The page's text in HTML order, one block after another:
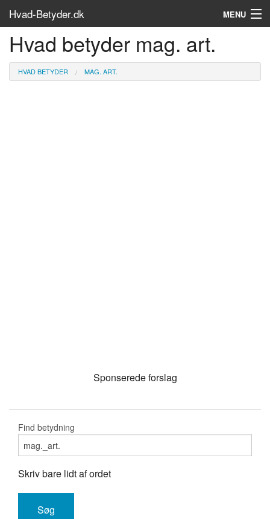
Hvad-Betyder.dk MENU
Om siden
Søg...
Hvad betyder mag. art.
HVAD BETYDER MAG. ART.
Sponserede forslag
Find betydning
Skriv bare lidt af ordet